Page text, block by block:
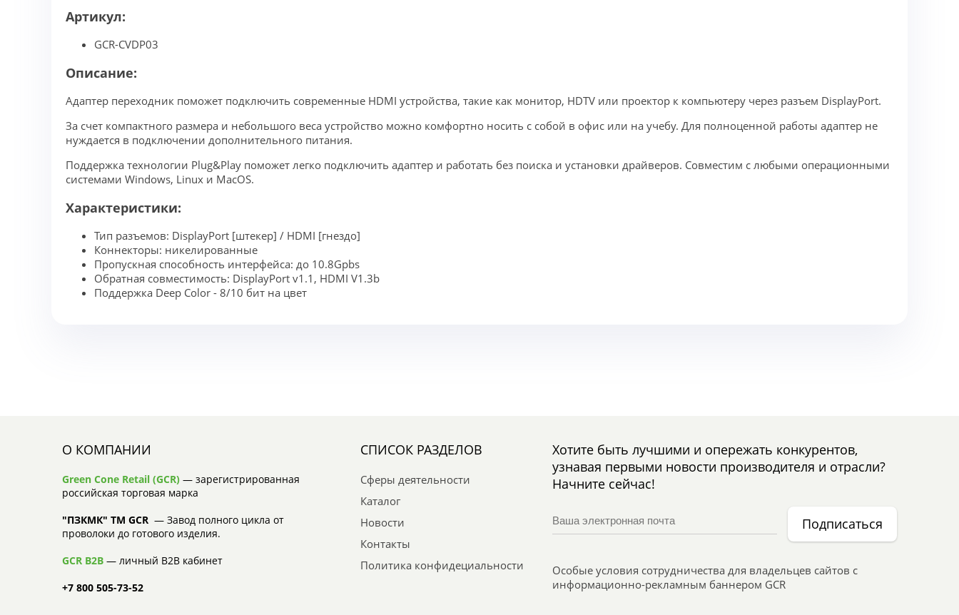
Артикул:
GCR-CVDP03
Описание:
Адаптер переходник поможет подключить современные HDMI устройства, такие как монитор, HDTV или проектор к компьютеру через разъем DisplayPort.
За счет компактного размера и небольшого веса устройство можно комфортно носить с собой в офис или на учебу. Для полноценной работы адаптер не
нуждается в подключении дополнительного питания.
Поддержка технологии Plug&Play поможет легко подключить адаптер и работать без поиска и установки драйверов. Совместим с любыми операционными
системами Windows, Linux и MacOS.
Характеристики:
Тип разъемов: DisplayPort [штекер] / HDMI [гнездо]
Коннекторы: никелированные
Пропускная способность интерфейса: до 10.8Gpbs
Обратная совместимость: DisplayPort v1.1, HDMI V1.3b
Поддержка Deep Color - 8/10 бит на цвет
О КОМПАНИИ
Green Cone Retail (GCR) — зарегистрированная
российская торговая марка
"ПЗКМК" TM GCR — Завод полного цикла от
проволоки до готового изделия.
GCR B2B — личный B2B кабинет
+7 800 505-73-52
СПИСОК РАЗДЕЛОВ
Сферы деятельности
Каталог
Новости
Контакты
Политика конфидециальности
Хотите быть лучшими и опережать конкурентов,
узнавая первыми новости производителя и отрасли?
Начните сейчас!
Подписаться
Особые условия сотрудничества для владельцев сайтов с
информационно-рекламным баннером GCR